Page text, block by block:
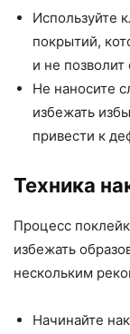
Используйте
покрытий,
и не позволит
Не наносите
избежать
привести к
Техника
Процесс
избежать
нескольким
Начинайте